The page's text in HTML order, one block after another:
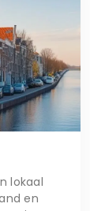
lokaal
en